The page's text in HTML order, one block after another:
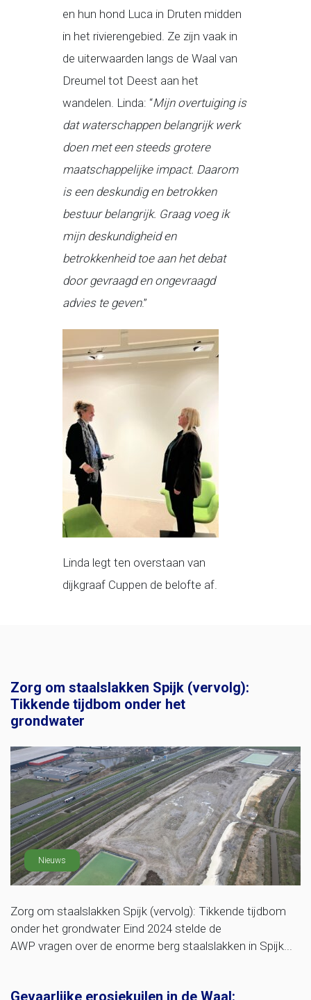
en hun hond Luca in Druten midden
in het rivierengebied. Ze zijn vaak in
de uiterwaarden langs de Waal van
Dreumel tot Deest aan het
wandelen. Linda: “Mijn overtuiging is
dat waterschappen belangrijk werk
doen met een steeds grotere
maatschappelijke impact. Daarom
is een deskundig en betrokken
bestuur belangrijk. Graag voeg ik
mijn deskundigheid en
betrokkenheid toe aan het debat
door gevraagd en ongevraagd
advies te geven.”
Linda legt ten overstaan van
dijkgraaf Cuppen de belofte af.
Zorg om staalslakken Spijk (vervolg):
Tikkende tijdbom onder het
grondwater
Nieuws
Zorg om staalslakken Spijk (vervolg): Tikkende tijdbom
onder het grondwater Eind 2024 stelde de
AWP vragen over de enorme berg staalslakken in Spijk...